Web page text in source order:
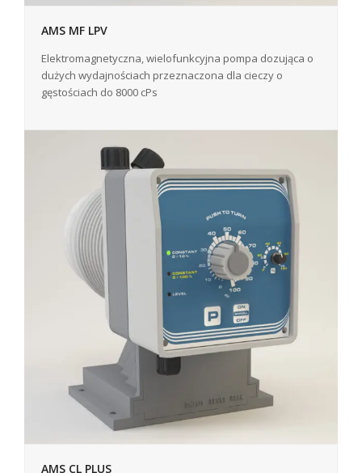
AMS MF LPV
Elektromagnetyczna, wielofunkcyjna pompa dozująca o
dużych wydajnościach przeznaczona dla cieczy o
gęstościach do 8000 cPs
AMS CL PLUS